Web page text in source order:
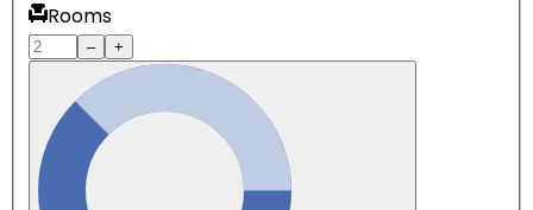
Rooms
– +